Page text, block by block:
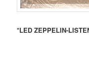
*LED ZEPPELIN-